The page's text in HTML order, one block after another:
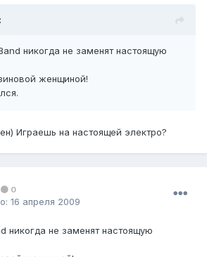
никогда не заменят настоящую
женщиной!
Играешь на настоящей электро?
0
16 апреля 2009
никогда не заменят настоящую